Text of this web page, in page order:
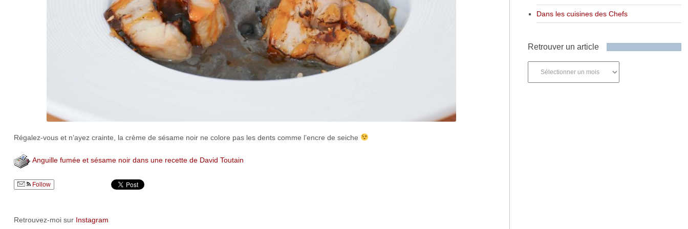
Régalez-vous et n’ayez crainte, la crème de sésame noir ne colore pas les dents comme l’encre de seiche
Anguille fumée et sésame noir dans une recette de David Toutain
Follow
Retrouvez-moi sur Instagram
Dans les cuisines des Chefs
Retrouver un article